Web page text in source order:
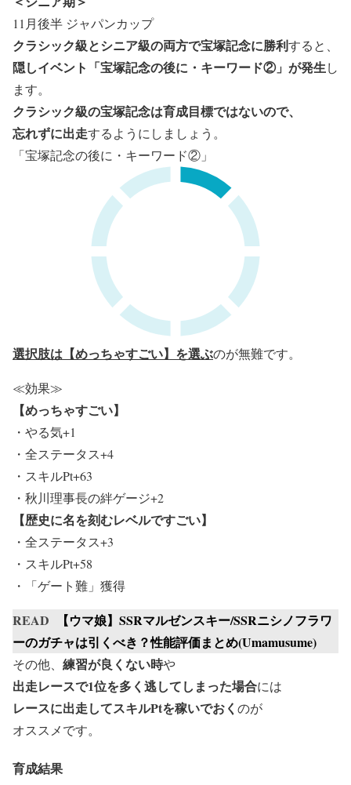
11月後半 ジャパンカップ
クラシック級とシニア級の両方で宝塚記念に勝利すると、
隠しイベント「宝塚記念の後に・キーワード②」が発生し
ます。
クラシック級の宝塚記念は育成目標ではないので、
忘れずに出走するようにしましょう。
「宝塚記念の後に・キーワード②」
選択肢は【めっちゃすごい】を選ぶのが無難です。
≪効果≫
【めっちゃすごい】
・やる気+1
・全ステータス+4
・スキルPt+63
・秋川理事長の絆ゲージ+2
【歴史に名を刻むレベルですごい】
・全ステータス+3
・スキルPt+58
・「ゲート難」獲得
READ
【ウマ娘】SSRマルゼンスキー/SSRニシノフラワ
ーのガチャは引くべき？性能評価まとめ(Umamusume)
その他、 練習が良くない時や
出走レースで1位を多く逃してしまった場合には
レースに出走してスキルPtを稼いでおく のが
オススメです。
育成結果